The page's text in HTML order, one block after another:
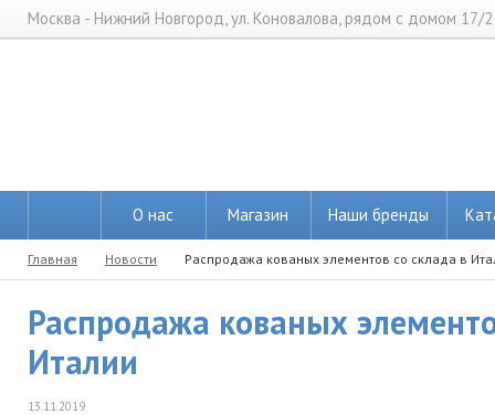
Москва - Нижний Новгород, ул. Коновалова, рядом с домом 17/2
О нас Магазин Наши бренды
Главная Новости Распродажа кованых элементов со склада в
Распродажа кованых
Италии
13.11.2019